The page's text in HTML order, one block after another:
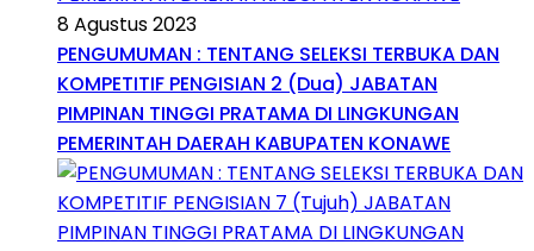
8 Agustus 2023
PENGUMUMAN : TENTANG SELEKSI TERBUKA DAN
KOMPETITIF PENGISIAN 2 (Dua) JABATAN
PIMPINAN TINGGI PRATAMA DI LINGKUNGAN
PEMERINTAH DAERAH KABUPATEN KONAWE